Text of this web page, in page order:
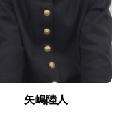
矢嶋陸人